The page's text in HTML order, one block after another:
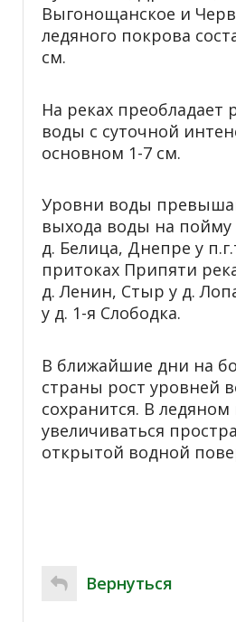
Выгонощанское и
ледяного покрова
см.
На реках преобладает
воды с суточной
основном 1-7 см.
Уровни воды
выхода воды на пойму
д. Белица, Днепре у
притоках Припяти
д. Ленин, Стыр у д.
у д. 1-я Слободка.
В ближайшие дни на
страны рост уровней
сохранится. В ледяном
увеличиваться
открытой водной
Вернуться